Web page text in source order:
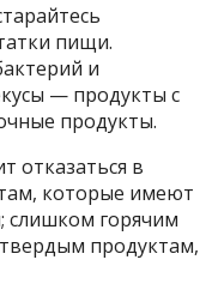
пищи.
и
— продукты с
продукты.
отказаться в
которые имеют
слишком горячим
продуктам,